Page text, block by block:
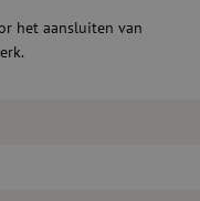
het aansluiten van